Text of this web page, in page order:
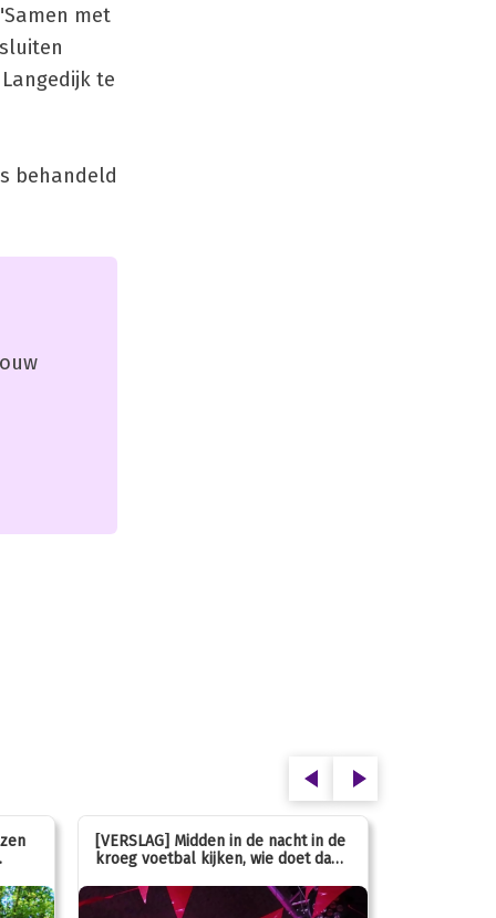
met
te
behandeld
[VERSLAG] Midden in de nacht in de
kroeg voetbal kijken, wie doet dan